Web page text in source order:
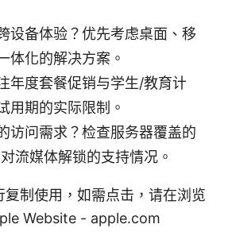
设备体验？优先考虑桌面、移
体化的解决方案。
年度套餐促销与学生/教育计
用期的实际限制。
访问需求？检查服务器覆盖的
流媒体解锁的支持情况。
制使用，如需点击，请在浏览
Website - apple.com